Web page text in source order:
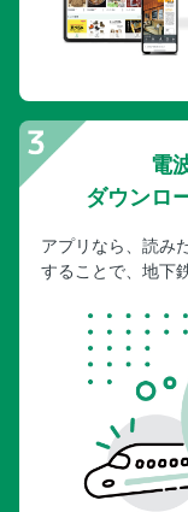
電
ダウンロ
アプリなら、読み
することで、地下